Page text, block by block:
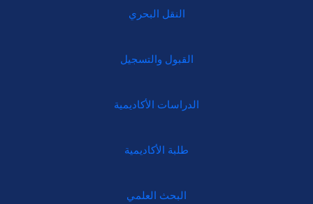
النقل البحري
القبول والتسجيل
الدراسات الأكاديمية
طلبة الأكاديمية
البحث العلمي